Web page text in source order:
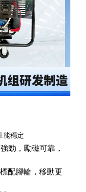
能穩定
勁，勵磁可靠，
配腳輪，移動更